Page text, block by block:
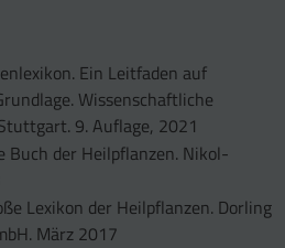
Ein Leitfaden auf
Wissenschaftliche
9. Auflage, 2021
Buch der Heilpflanzen. Nikol-
Lexikon der Heilpflanzen. Dorling
März 2017